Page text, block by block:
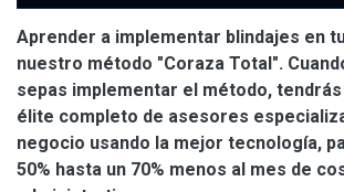
Aprender a implementar blindajes en
nuestro método "Coraza Total".
sepas implementar el método,
élite completo de asesores
negocio usando la mejor tecnología,
50% hasta un 70% menos al mes de